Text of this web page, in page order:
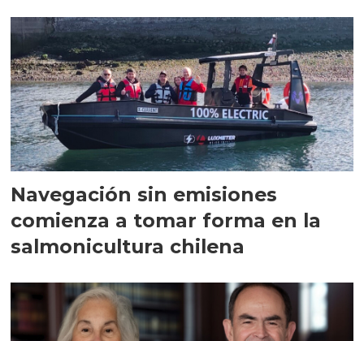
Navegación sin emisiones
comienza a tomar forma en la
salmonicultura chilena